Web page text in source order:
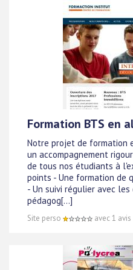
Formation BTS en
Notre projet de formation
un accompagnement
de tous nos étudiants à
points - Une formation
- Un suivi régulier avec les
pédagog[...]
Site perso avec 1 avis